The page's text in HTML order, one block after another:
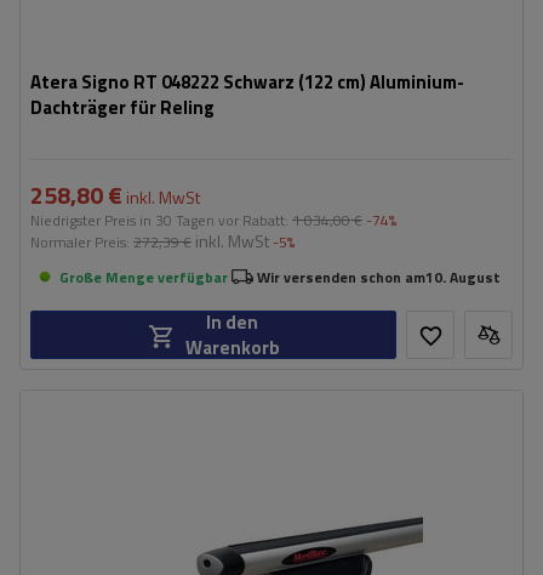
Atera Signo RT 048222 Schwarz (122 cm) Aluminium-
Dachträger für Reling
258,80 € inkl. MwSt
Niedrigster Preis in 30 Tagen vor Rabatt: 1 034,00 € -74%
Normaler Preis: 272,39 € inkl. MwSt -5%
Große Menge verfügbar
Wir versenden schon am10. August
In den
Warenkorb